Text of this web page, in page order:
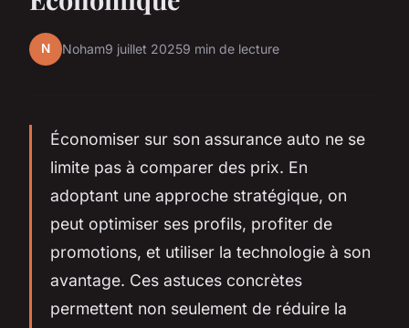
N Noham9 juillet 20259 min de lecture
Économiser sur son assurance auto ne se
limite pas à comparer des prix. En
adoptant une approche stratégique, on
peut optimiser ses profils, profiter de
promotions, et utiliser la technologie à son
avantage. Ces astuces concrètes
permettent non seulement de réduire la